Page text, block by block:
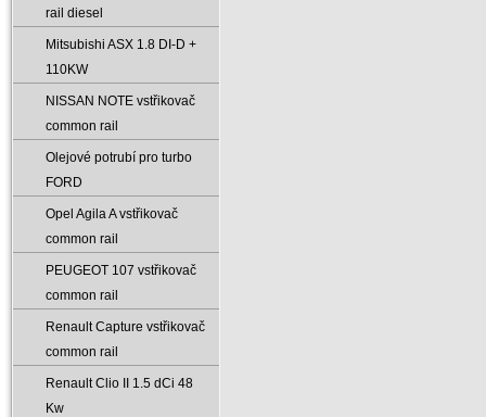
rail diesel
Mitsubishi ASX 1.8 DI-D +
110KW
NISSAN NOTE vstřikovač
common rail
Olejové potrubí pro turbo
FORD
Opel Agila A vstřikovač
common rail
PEUGEOT 107 vstřikovač
common rail
Renault Capture vstřikovač
common rail
Renault Clio II 1.5 dCi 48
Kw